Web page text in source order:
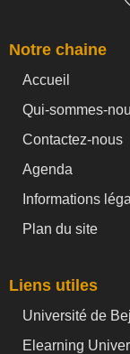
Notre chaine
Accueil
Qui-sommes-
Contactez-nous
Agenda
Informations
Plan du site
Liens utiles
Université de
Elearning